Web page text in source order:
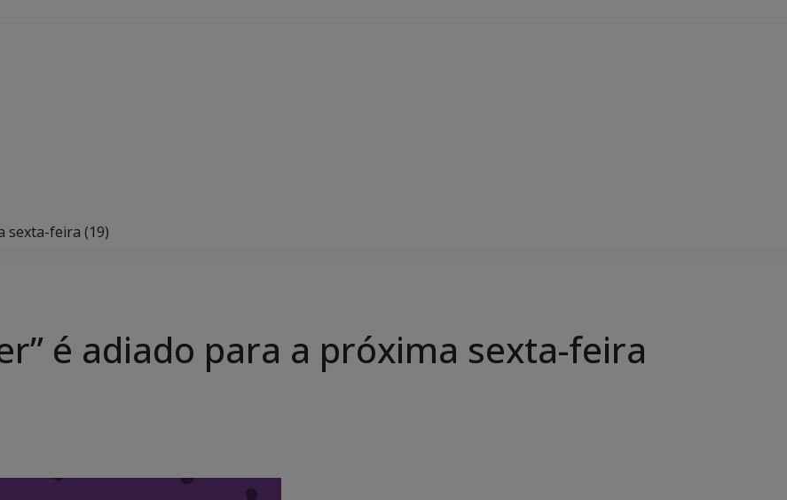
sexta-feira (19)
é adiado para a próxima sexta-feira